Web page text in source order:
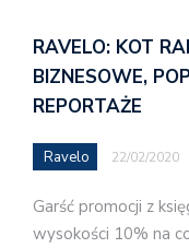
RAVELO: KOT
BIZNESOWE,
REPORTAŻE
Ravelo 22/02/2020
Garść promocji z
wysokości 10% na